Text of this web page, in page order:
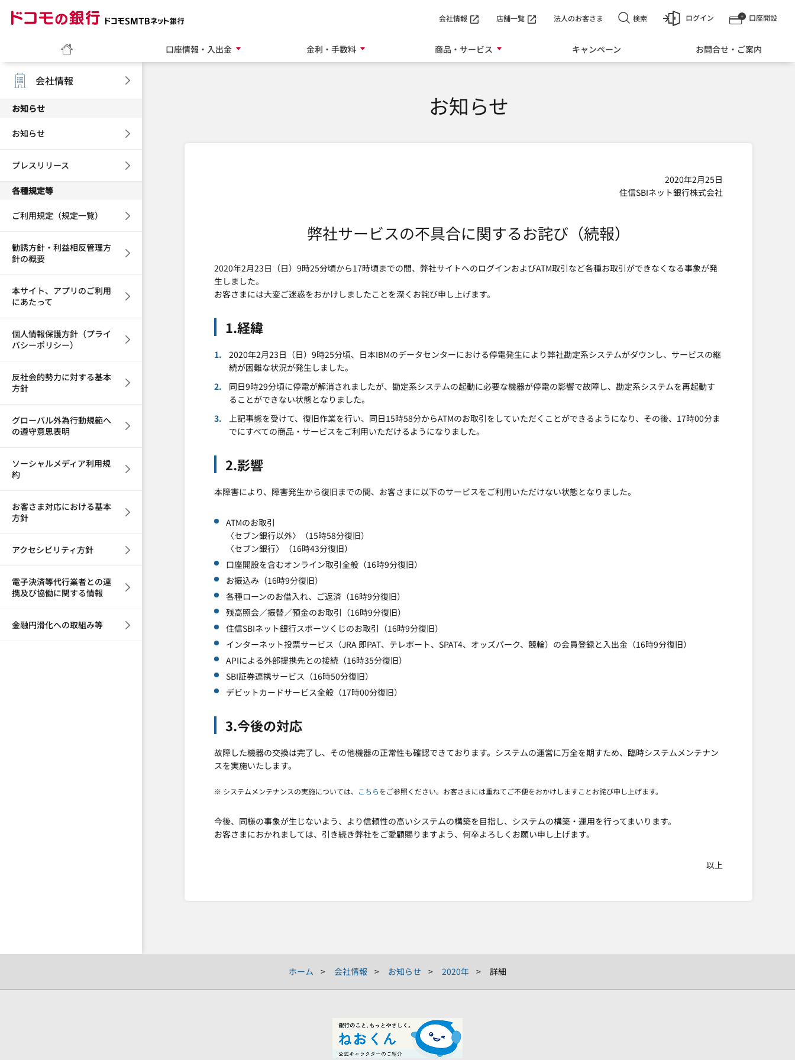
口座開設
ログイン
口座情報・入出金 金利・手数料 商品・サービス キャンペーン お問合せ・ご案内
会社情報 店舗一覧 法人のお客さま 検索
お知らせ
2020年2月25日
住信SBIネット銀行株式会社
弊社サービスの不具合に関するお詫び（続報）
2020年2月23日（日）9時25分頃から17時頃までの間、弊社サイトへのログインおよびATM取引など各種お取引ができなくなる事象が発
生しました。
お客さまには大変ご迷惑をおかけしましたことを深くお詫び申し上げます。
1.経緯
2020年2月23日（日）9時25分頃、日本IBMのデータセンターにおける停電発生により弊社勘定系システムがダウンし、サービスの継
続が困難な状況が発生しました。
同日9時29分頃に停電が解消されましたが、勘定系システムの起動に必要な機器が停電の影響で故障し、勘定系システムを再起動す
ることができない状態となりました。
上記事態を受けて、復旧作業を行い、同日15時58分からATMのお取引をしていただくことができるようになり、その後、17時00分ま
でにすべての商品・サービスをご利用いただけるようになりました。
2.影響
本障害により、障害発生から復旧までの間、お客さまに以下のサービスをご利用いただけない状態となりました。
ATMのお取引
〈セブン銀行以外〉（15時58分復旧）
〈セブン銀行〉（16時43分復旧）
口座開設を含むオンライン取引全般（16時9分復旧）
お振込み（16時9分復旧）
各種ローンのお借入れ、ご返済（16時9分復旧）
残高照会／振替／預金のお取引（16時9分復旧）
住信SBIネット銀行スポーツくじのお取引（16時9分復旧）
インターネット投票サービス（JRA 即PAT、テレボート、SPAT4、オッズパーク、競輪）の会員登録と入出金（16時9分復旧）
APIによる外部提携先との接続（16時35分復旧）
SBI証券連携サービス（16時50分復旧）
デビットカードサービス全般（17時00分復旧）
3.今後の対応
故障した機器の交換は完了し、その他機器の正常性も確認できております。システムの運営に万全を期すため、臨時システムメンテナン
スを実施いたします。
※ システムメンテナンスの実施については、 こちらをご参照ください。お客さまには重ねてご不便をおかけしますことお詫び申し上げます。
今後、同様の事象が生じないよう、より信頼性の高いシステムの構築を目指し、システムの構築・運用を行ってまいります。
お客さまにおかれましては、引き続き弊社をご愛顧賜りますよう、何卒よろしくお願い申し上げます。
以上
会社情報
お知らせ
お知らせ
プレスリリース
各種規定等
ご利用規定（規定一覧）
勧誘方針・利益相反管理方
針の概要
本サイト、アプリのご利用
にあたって
個人情報保護方針（プライ
バシーポリシー）
反社会的勢力に対する基本
方針
グローバル外為行動規範へ
の遵守意思表明
ソーシャルメディア利用規
約
お客さま対応における基本
方針
アクセシビリティ方針
電子決済等代行業者との連
携及び協働に関する情報
金融円滑化への取組み等
ホーム 会社情報 お知らせ 2020年 詳細